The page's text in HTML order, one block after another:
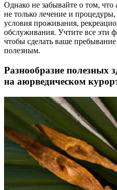
Однако не забывайте о том,
не только лечение и
условия проживания,
обслуживания. Учтите все эти
чтобы сделать ваше
полезным.
Разнообразие полезных
на аюрведическом